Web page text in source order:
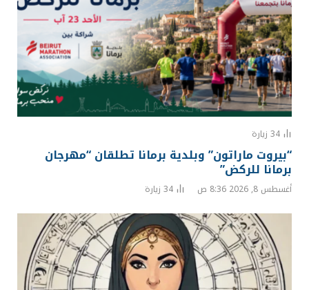
34 زيارة
“بيروت ماراتون” وبلدية برمانا تطلقان “مهرجان
برمانا للركض”
أغسطس 8, 2026 8:36 ص 34 زيارة